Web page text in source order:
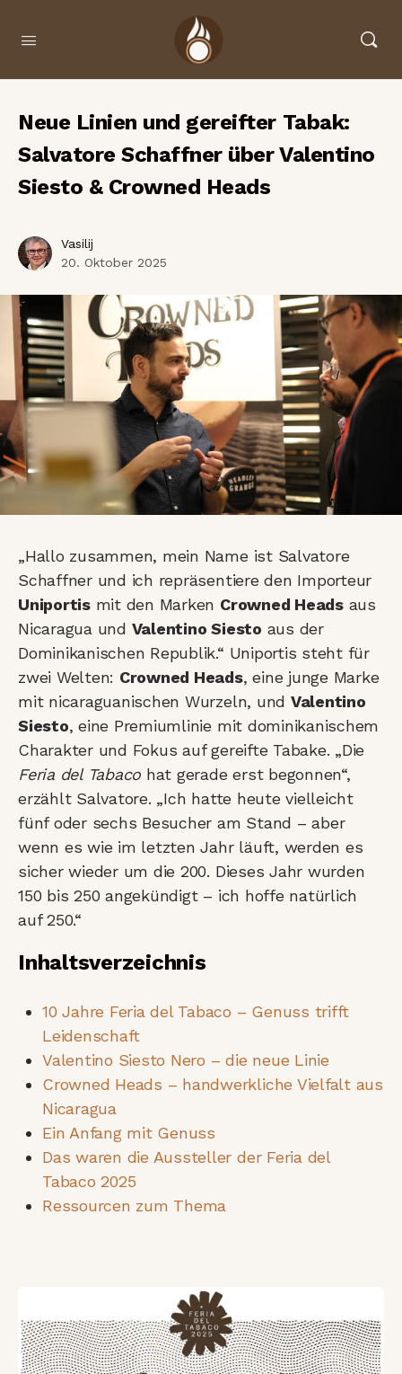
Neue Linien und gereifter Tabak:
Salvatore Schaffner über Valentino
Siesto & Crowned Heads
Vasilij
20. Oktober 2025
„Hallo zusammen, mein Name ist Salvatore
Schaffner und ich repräsentiere den Importeur
Uniportismit den Marken Crowned Headsaus
Nicaragua und Valentino Siesto aus der
Dominikanischen Republik.“ Uniportis steht für
zwei Welten: Crowned Heads, eine junge Marke
mit nicaraguanischen Wurzeln, und Valentino
Siesto, eine Premiumlinie mit dominikanischem
Charakter und Fokus auf gereifte Tabake. „Die
Feria del Tabaco hat gerade erst begonnen“,
erzählt Salvatore. „Ich hatte heute vielleicht
fünf oder sechs Besucher am Stand – aber
wenn es wie im letzten Jahr läuft, werden es
sicher wieder um die 200. Dieses Jahr wurden
150 bis 250 angekündigt – ich hoffe natürlich
auf 250.“
Inhaltsverzeichnis
10 Jahre Feria del Tabaco – Genuss trifft
Leidenschaft
Valentino Siesto Nero – die neue Linie
Crowned Heads – handwerkliche Vielfalt aus
Nicaragua
Ein Anfang mit Genuss
Das waren die Aussteller der Feria del
Tabaco 2025
Ressourcen zum Thema